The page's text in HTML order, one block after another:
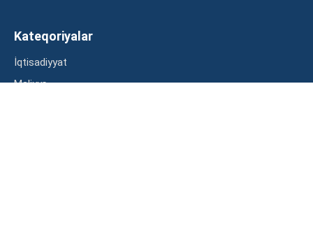
Kateqoriyalar
İqtisadiyyat
Maliyyə